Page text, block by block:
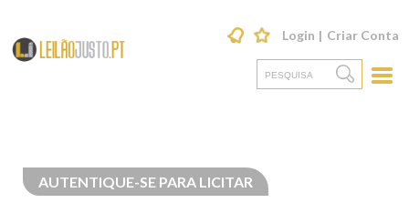
Login Criar Conta
AUTENTIQUE-SE PARA LICITAR